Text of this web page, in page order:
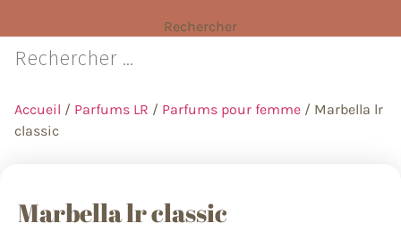
Rechercher
Accueil / Parfums LR / Parfums pour femme / Marbella lr
classic
Marbella lr classic